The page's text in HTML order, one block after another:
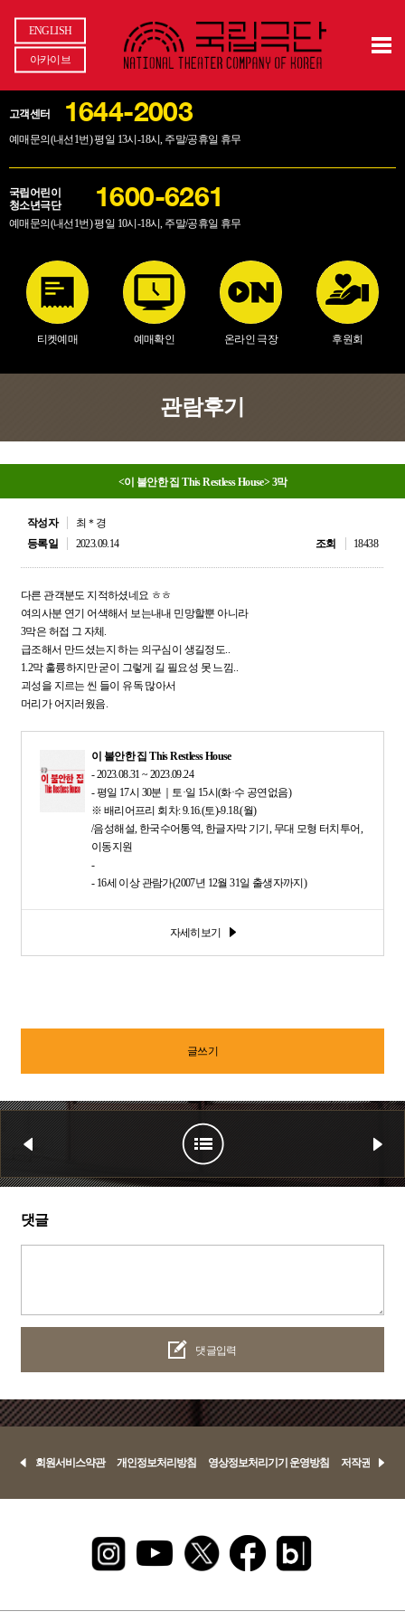
ENGLISH
아카이브
고객센터 1644-2003
예매문의(내선1번) 평일 13시-18시, 주말/공휴일 휴무
국립어린이
청소년극단
1600-6261
예매문의(내선1번) 평일 10시-18시, 주말/공휴일 휴무
티켓예매 예매확인 온라인 극장 후원회
관람후기
<이 불안한 집 This Restless House> 3막
작성자
최＊경
등록일
2023.09.14 조회 18438
다른 관객분도 지적하셨네요 ㅎㅎ
여의사분 연기 어색해서 보는내내 민망할뿐 아니라
3막은 허접 그 자체.
급조해서 만드셨는지 하는 의구심이 생길정도..
1.2막 훌륭하지만 굳이 그렇게 길 필요성 못 느낌..
괴성을 지르는 씬 들이 유독 많아서
머리가 어지러웠음.
이 불안한 집 This Restless House
-2023.08.31 ~ 2023.09.24
-평일 17시 30분｜토·일 15시(화·수 공연없음)
※ 배리어프리 회차: 9.16.(토)-9.18.(월)
/음성해설, 한국수어통역, 한글자막 기기, 무대 모형 터치투어,
이동지원
-
- 16세 이상 관람가(2007년 12월 31일 출생자까지)
자세히보기
글쓰기
댓글
댓글입력
회원서비스약관 개인정보처리방침 영상정보처리기기 운영방침 저작권정책